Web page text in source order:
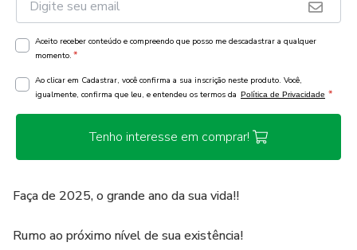
Aceito receber conteúdo e compreendo que posso me descadastrar a qualquer
momento. *
Ao clicar em Cadastrar, você confirma a sua inscrição neste produto. Você,
igualmente, confirma que leu, e entendeu os termos da Política de Privacidade *
Tenho interesse em comprar!
Faça de 2025, o grande ano da sua vida!!
Rumo ao próximo nível de sua existência!